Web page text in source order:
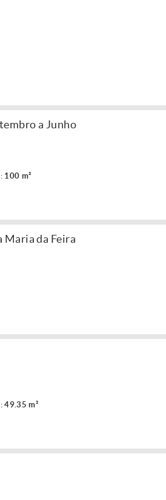
a Junho
100 m²
Maria da Feira
49.35 m²